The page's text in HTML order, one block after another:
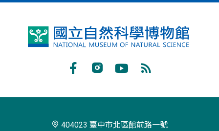
國
閱
404023 臺中市北區館前路一號